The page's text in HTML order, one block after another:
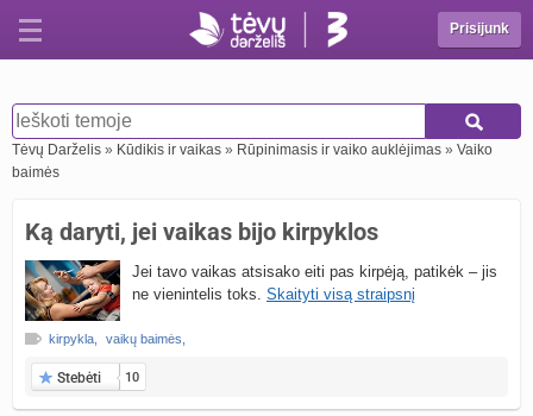
Prisijunk
Tėvų Darželis » Kūdikis ir vaikas » Rūpinimasis ir vaiko auklėjimas » Vaiko
baimės
Ką daryti, jei vaikas bijo kirpyklos
Jei tavo vaikas atsisako eiti pas kirpėją, patikėk – jis
ne vienintelis toks. Skaityti visą straipsnį
kirpykla, vaikų baimės,
Stebėti 10